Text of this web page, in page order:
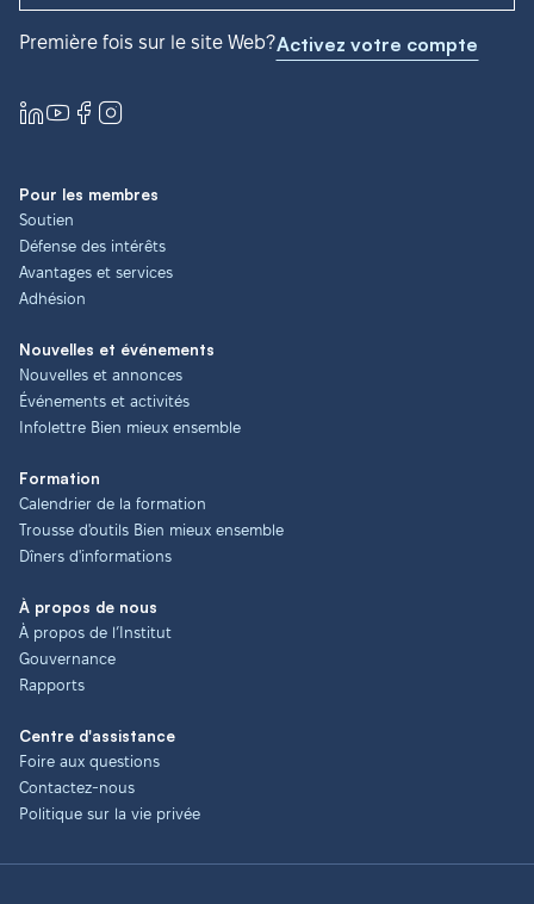
Première fois sur le site Web?Activez votre compte
Pour les membres
Soutien
Défense des intérêts
Avantages et services
Adhésion
Nouvelles et événements
Nouvelles et annonces
Événements et activités
Infolettre Bien mieux ensemble
Formation
Calendrier de la formation
Trousse d'outils Bien mieux ensemble
Dîners d'informations
À propos de nous
À propos de l’Institut
Gouvernance
Rapports
Centre d'assistance
Foire aux questions
Contactez-nous
Politique sur la vie privée